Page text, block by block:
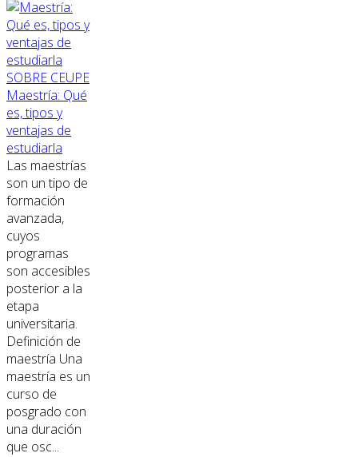
SOBRE CEUPE
Maestría: Qué
es, tipos y
ventajas de
estudiarla
Las maestrías
son un tipo de
formación
avanzada,
cuyos
programas
son accesibles
posterior a la
etapa
universitaria.
Definición de
maestría Una
maestría es un
curso de
posgrado con
una duración
que osc...